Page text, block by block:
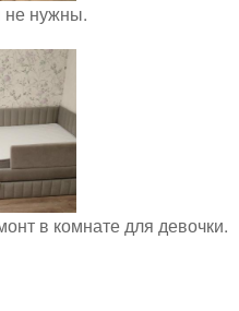
не нужны.
в комнате для девочки.